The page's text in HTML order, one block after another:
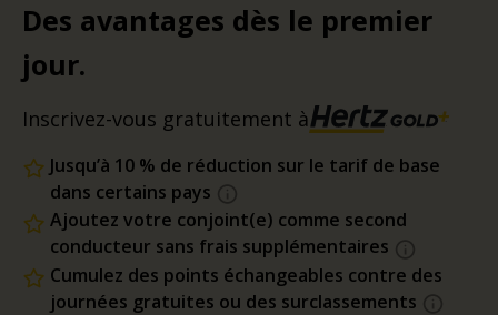
Des avantages dès le premier
jour.
Inscrivez-vous gratuitement à
Jusqu’à 10 % de réduction sur le tarif de base
dans certains pays
Ajoutez votre conjoint(e) comme second
conducteur sans frais supplémentaires
Cumulez des points échangeables contre des
journées gratuites ou des surclassements